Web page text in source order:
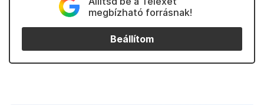
megbízható forrásnak!
Beállítom